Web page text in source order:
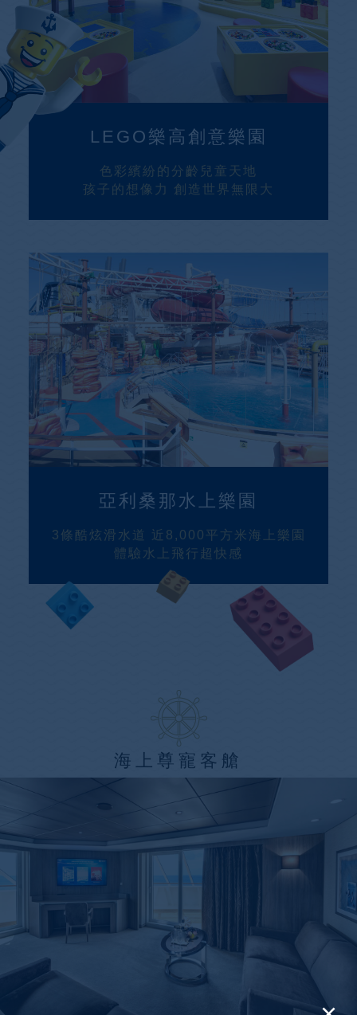
LEGO樂高創意樂園
色彩繽紛的分齡兒童天地
孩子的想像力 創造世界無限大
亞利桑那水上樂園
3條酷炫滑水道 近8,000平方米海上樂園
體驗水上飛行超快感
海上尊寵客艙